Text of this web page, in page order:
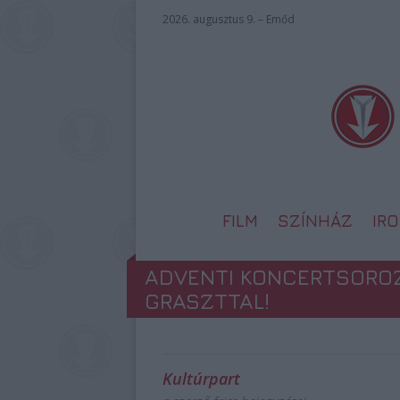
2026. augusztus 9. – Emőd
FILM SZÍNHÁZ
ADVENTI
GRASZTTAL!
Kultúrpart